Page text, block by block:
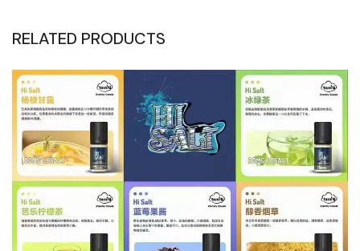
RELATED PRODUCTS